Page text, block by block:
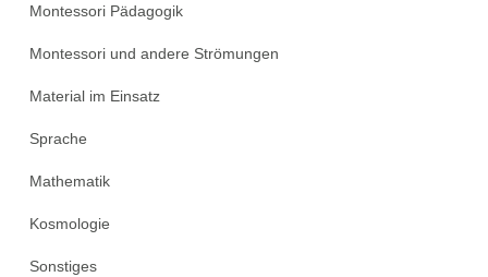
Montessori Pädagogik
Montessori und andere Strömungen
Material im Einsatz
Sprache
Mathematik
Kosmologie
Sonstiges